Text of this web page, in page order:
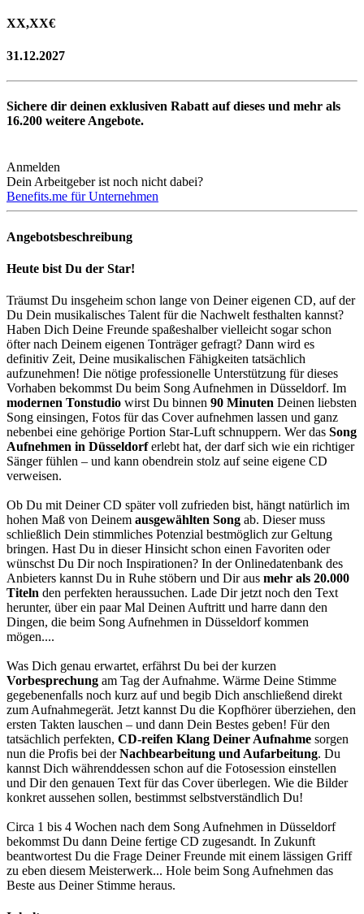
XX,XX€
31.12.2027
Sichere dir deinen exklusiven Rabatt auf dieses und mehr als
16.200 weitere Angebote.
Anmelden
Dein Arbeitgeber ist noch nicht dabei?
Benefits.me für Unternehmen
Angebotsbeschreibung
Heute bist Du der Star!
Träumst Du insgeheim schon lange von Deiner eigenen CD, auf der
Du Dein musikalisches Talent für die Nachwelt festhalten kannst?
Haben Dich Deine Freunde spaßeshalber vielleicht sogar schon
öfter nach Deinem eigenen Tonträger gefragt? Dann wird es
definitiv Zeit, Deine musikalischen Fähigkeiten tatsächlich
aufzunehmen! Die nötige professionelle Unterstützung für dieses
Vorhaben bekommst Du beim Song Aufnehmen in Düsseldorf. Im
modernen Tonstudio wirst Du binnen 90 Minuten Deinen liebsten
Song einsingen, Fotos für das Cover aufnehmen lassen und ganz
nebenbei eine gehörige Portion Star-Luft schnuppern. Wer das Song
Aufnehmen in Düsseldorferlebt hat, der darf sich wie ein richtiger
Sänger fühlen – und kann obendrein stolz auf seine eigene CD
verweisen.
Ob Du mit Deiner CD später voll zufrieden bist, hängt natürlich im
hohen Maß von Deinem ausgewählten Song ab. Dieser muss
schließlich Dein stimmliches Potenzial bestmöglich zur Geltung
bringen. Hast Du in dieser Hinsicht schon einen Favoriten oder
wünschst Du Dir noch Inspirationen? In der Onlinedatenbank des
Anbieters kannst Du in Ruhe stöbern und Dir aus mehr als 20.000
Titeln den perfekten heraussuchen. Lade Dir jetzt noch den Text
herunter, über ein paar Mal Deinen Auftritt und harre dann den
Dingen, die beim Song Aufnehmen in Düsseldorf kommen
mögen....
Was Dich genau erwartet, erfährst Du bei der kurzen
Vorbesprechung am Tag der Aufnahme. Wärme Deine Stimme
gegebenenfalls noch kurz auf und begib Dich anschließend direkt
zum Aufnahmegerät. Jetzt kannst Du die Kopfhörer überziehen, den
ersten Takten lauschen – und dann Dein Bestes geben! Für den
tatsächlich perfekten, CD-reifen Klang Deiner Aufnahme sorgen
nun die Profis bei derNachbearbeitung und Aufarbeitung. Du
kannst Dich währenddessen schon auf die Fotosession einstellen
und Dir den genauen Text für das Cover überlegen. Wie die Bilder
konkret aussehen sollen, bestimmst selbstverständlich Du!
Circa 1 bis 4 Wochen nach dem Song Aufnehmen in Düsseldorf
bekommst Du dann Deine fertige CD zugesandt. In Zukunft
beantwortest Du die Frage Deiner Freunde mit einem lässigen Griff
zu eben diesem Meisterwerk... Hole beim Song Aufnehmen das
Beste aus Deiner Stimme heraus.